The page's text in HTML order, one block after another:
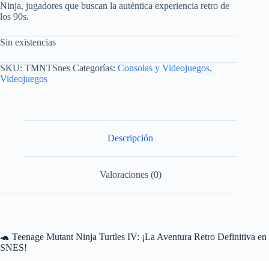
Ninja, jugadores que buscan la auténtica experiencia retro de
los 90s.
Sin existencias
SKU: TMNTSnes Categorías: Consolas y Videojuegos,
Videojuegos
Descripción
Valoraciones (0)
🐢 Teenage Mutant Ninja Turtles IV: ¡La Aventura Retro Definitiva en
SNES!